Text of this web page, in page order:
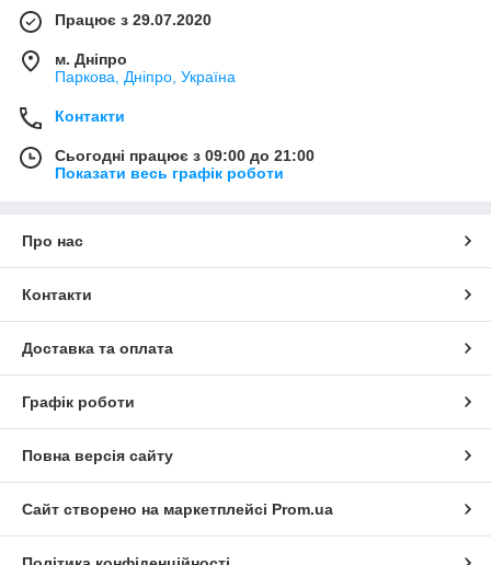
Працює з 29.07.2020
м. Дніпро
Паркова, Дніпро, Україна
Контакти
Сьогодні працює з 09:00 до 21:00
Показати весь графік роботи
Про нас
Контакти
Доставка та оплата
Графік роботи
Повна версія сайту
Сайт створено на маркетплейсі Prom.ua